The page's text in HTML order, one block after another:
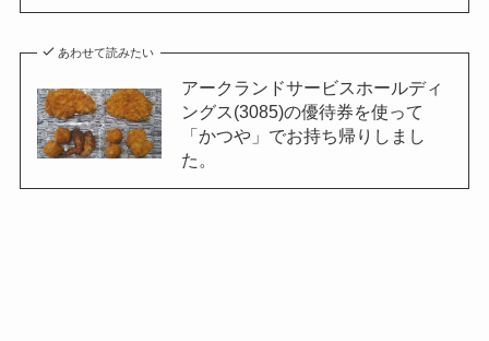
あわせて読みたい
アークランドサービスホールディ
ングス(3085)の優待券を使って
「かつや」でお持ち帰りしまし
た。